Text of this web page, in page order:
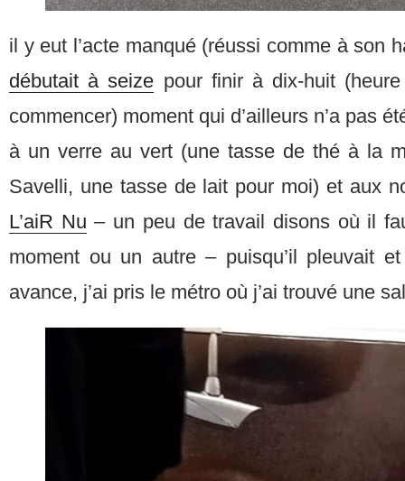
il y eut l’acte manqué (réussi comme à son
débutait à seize pour finir à dix-huit
commencer) moment qui d’ailleurs n’a pas
à un verre au vert (une tasse de thé à la
Savelli, une tasse de lait pour moi) et aux
L’aiR Nu – un peu de travail disons où il
moment ou un autre – puisqu’il pleuvait
avance, j’ai pris le métro où j’ai trouvé une